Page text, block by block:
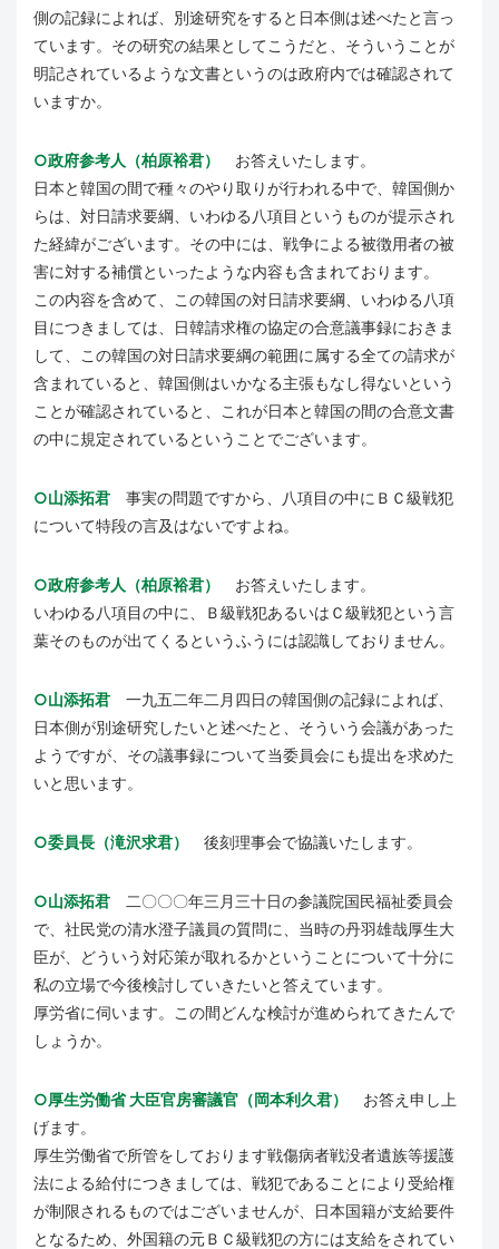
側の記録によれば、別途研究をすると日本側は述べたと言っ
ています。その研究の結果としてこうだと、そういうことが
明記されているような文書というのは政府内では確認されて
いますか。
○政府参考人（柏原裕君）
お答えいたします。
日本と韓国の間で種々のやり取りが行われる中で、韓国側か
らは、対日請求要綱、いわゆる八項目というものが提示され
た経緯がございます。その中には、戦争による被徴用者の被
害に対する補償といったような内容も含まれております。
この内容を含めて、この韓国の対日請求要綱、いわゆる八項
目につきましては、日韓請求権の協定の合意議事録におきま
して、この韓国の対日請求要綱の範囲に属する全ての請求が
含まれていると、韓国側はいかなる主張もなし得ないという
ことが確認されていると、これが日本と韓国の間の合意文書
の中に規定されているということでございます。
○山添拓君 事実の問題ですから、八項目の中にＢＣ級戦犯
について特段の言及はないですよね。
○政府参考人（柏原裕君）
お答えいたします。
いわゆる八項目の中に、Ｂ級戦犯あるいはＣ級戦犯という言
葉そのものが出てくるというふうには認識しておりません。
○山添拓君 一九五二年二月四日の韓国側の記録によれば、
日本側が別途研究したいと述べたと、そういう会議があった
ようですが、その議事録について当委員会にも提出を求めた
いと思います。
○委員長（滝沢求君） 後刻理事会で協議いたします。
○山添拓君 二〇〇〇年三月三十日の参議院国民福祉委員会
で、社民党の清水澄子議員の質問に、当時の丹羽雄哉厚生大
臣が、どういう対応策が取れるかということについて十分に
私の立場で今後検討していきたいと答えています。
厚労省に伺います。この間どんな検討が進められてきたんで
しょうか。
○厚生労働省 大臣官房審議官（岡本利久君）
お答え申し上
げます。
厚生労働省で所管をしております戦傷病者戦没者遺族等援護
法による給付につきましては、戦犯であることにより受給権
が制限されるものではございませんが、日本国籍が支給要件
となるため、外国籍の元ＢＣ級戦犯の方には支給をされてい